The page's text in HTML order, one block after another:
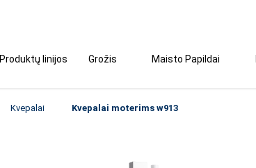
Produktų linijos Grožis Maisto Papildai
Kvepalai Kvepalai moterims w913